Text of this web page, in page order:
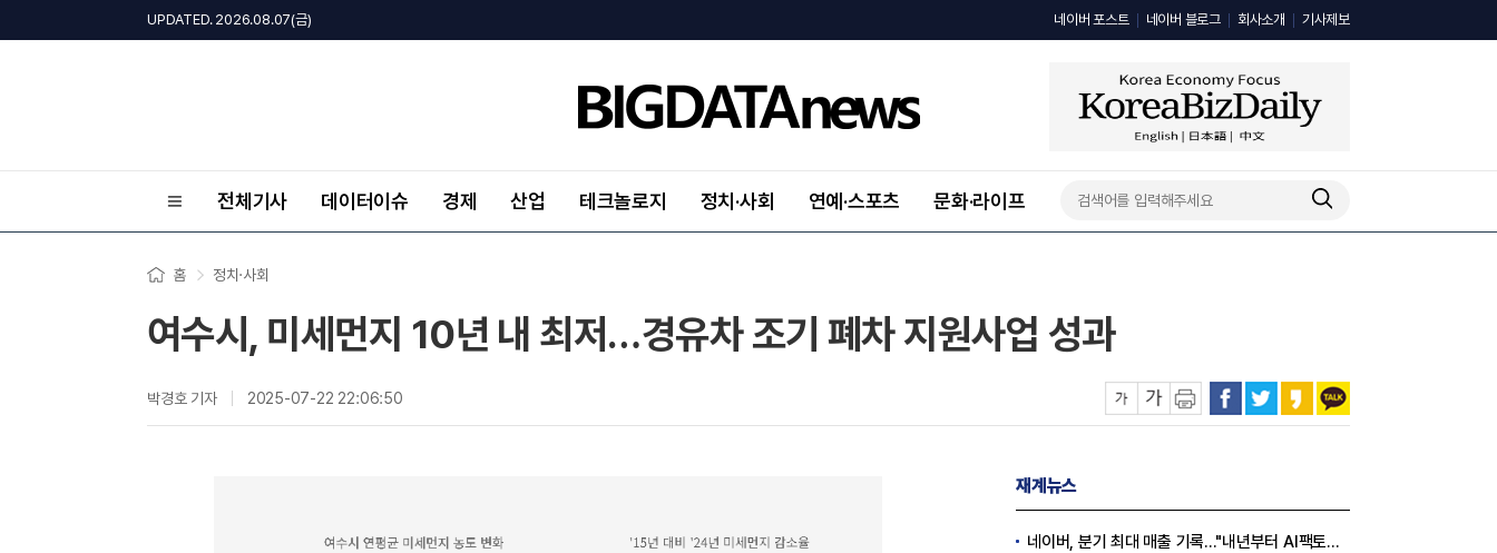
UPDATED. 2026.08.07(금) 네이버 포스트 네이버 블로그 회사소개 기사제보
전체기사 데이터이슈 경제 산업 테크놀로지 정치·사회 연예·스포츠 문화·라이프
홈 정치·사회
여수시, 미세먼지 10년 내 최저…경유차 조기 폐차 지원사업 성과
박경호 기자 2025-07-22 22:06:50
재계뉴스
네이버, 분기 최대 매출 기록..."내년부터 AI팩토리 수익 날 것"